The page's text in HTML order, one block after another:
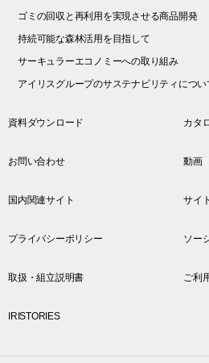
ゴミの回収と再利用を実現させる商品開発
持続可能な森林活用を目指して
サーキュラーエコノミーへの取り組み
アイリスグループのサステナビリティについ
資料ダウンロード カタ
お問い合わせ 動画
国内関連サイト サイ
プライバシーポリシー ソー
取扱・組立説明書 ご利
IRISTORIES